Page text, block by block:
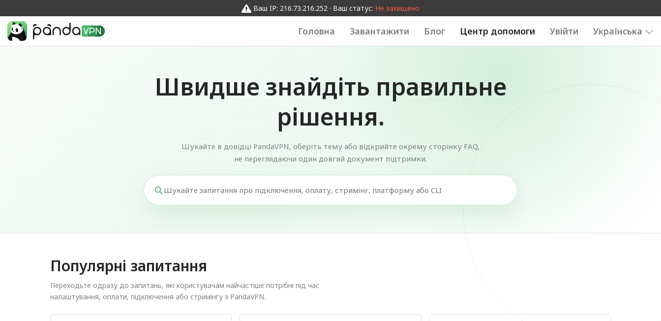
Ваш IP: 216.73.216.252 · Ваш статус: Не захищено
Головна Завантажити Блог Центр допомоги Увійти Українська
Швидше знайдіть правильне
рішення.
Шукайте в довідці PandaVPN, оберіть тему або відкрийте окрему сторінку FAQ,
не переглядаючи один довгий документ підтримки.
Популярні запитання
Переходьте одразу до запитань, які користувачам найчастіше потрібні під час
налаштування, оплати, підключення або стримінгу з PandaVPN.